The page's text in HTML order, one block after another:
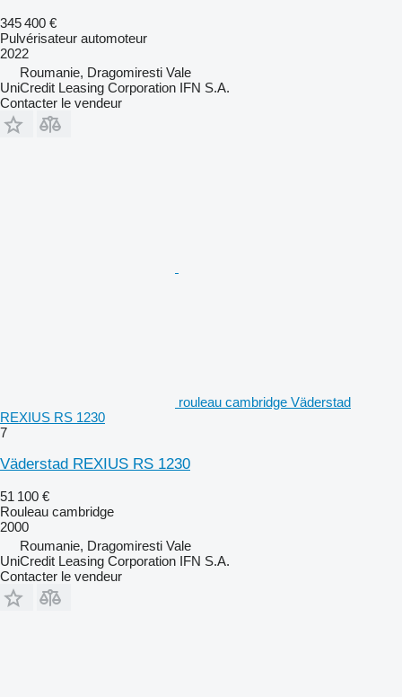
345 400 €
Pulvérisateur automoteur
2022
Roumanie, Dragomiresti Vale
UniCredit Leasing Corporation IFN S.A.
Contacter le vendeur
rouleau cambridge Väderstad
REXIUS RS 1230
7
Väderstad REXIUS RS 1230
51 100 €
Rouleau cambridge
2000
Roumanie, Dragomiresti Vale
UniCredit Leasing Corporation IFN S.A.
Contacter le vendeur